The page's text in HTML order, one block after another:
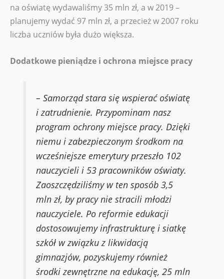
na oświatę wydawaliśmy 35 mln zł, a w 2019 –
planujemy wydać 97 mln zł, a przecież w 2007 roku
liczba uczniów była dużo większa.
Dodatkowe pieniądze i ochrona miejsce pracy
– Samorząd stara się wspierać oświatę
i zatrudnienie. Przypominam nasz
program ochrony miejsce pracy. Dzięki
niemu i zabezpieczonym środkom na
wcześniejsze emerytury przeszło 102
nauczycieli i 53 pracowników oświaty.
Zaoszczędziliśmy w ten sposób 3,5
mln zł, by pracy nie stracili młodzi
nauczyciele. Po reformie edukacji
dostosowujemy infrastrukturę i siatkę
szkół w związku z likwidacją
gimnazjów, pozyskujemy również
środki zewnętrzne na edukację, 25 mln